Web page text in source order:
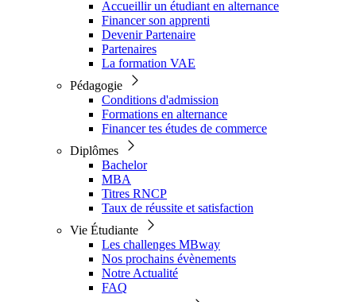
Accueillir un étudiant en alternance
Financer son apprenti
Devenir Partenaire
Partenaires
La formation VAE
Pédagogie
Conditions d'admission
Formations en alternance
Financer tes études de commerce
Diplômes
Bachelor
MBA
Titres RNCP
Taux de réussite et satisfaction
Vie Étudiante
Les challenges MBway
Nos prochains évènements
Notre Actualité
FAQ